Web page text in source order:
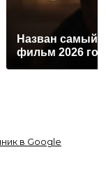
Назван самый
фильм 2026
в Google